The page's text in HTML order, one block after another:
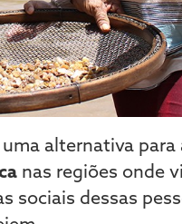
alternativa para
nas regiões onde
sociais dessas